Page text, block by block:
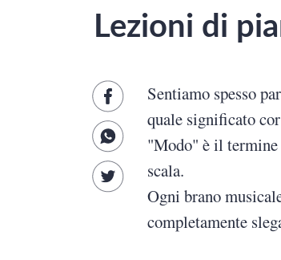
Psicologia e psicoanalisi
Lezioni di
Sentiamo spesso
quale significato
"Modo" è il
scala.
Ogni brano
completamente